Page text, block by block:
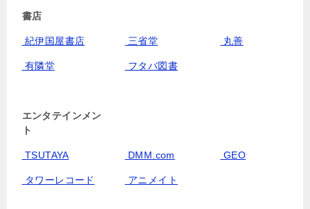
書店
紀伊国屋書店 三省堂 丸善
有隣堂 フタバ図書
エンタテインメン
ト
TSUTAYA DMM.com GEO
タワーレコード アニメイト